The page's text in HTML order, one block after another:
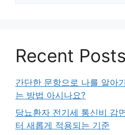
Recent Posts
간단한 문항으로 나를 알아
는 방법 아시나요?
당뇨환자 전기세 통신비 감
터 새롭게 적용되는 기준